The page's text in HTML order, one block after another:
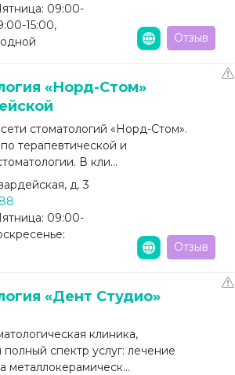
09:00-
15:00,
Отзыв
«Норд-Стом»
стоматологий «Норд-Стом».
терапевтической и
В кли...
д. 3
09:00-
Отзыв
«Дент Студио»
клиника,
спектр услуг: лечение
металлокерамическ...